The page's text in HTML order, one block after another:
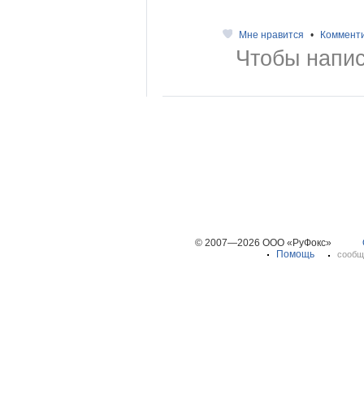
Мне нравится •
Чтобы
© 2007—2026 ООО «РуФокс»
Помощь